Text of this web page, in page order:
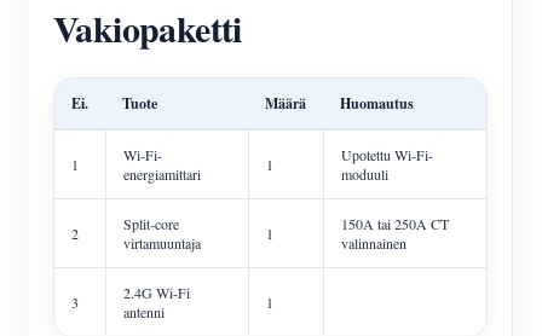
Vakiopaketti
Ei. Tuote Määrä Huomautus
1
Wi-Fi-
energiamittari
1
Upotettu Wi-Fi-
moduuli
2
Split-core
virtamuuntaja
1
150A tai 250A CT
valinnainen
3
2.4G Wi-Fi
antenni
1